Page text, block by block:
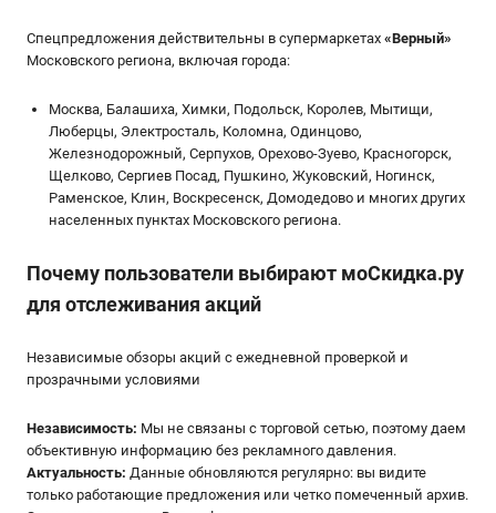
Спецпредложения действительны в супермаркетах «Верный»
Московского региона, включая города:
Москва, Балашиха, Химки, Подольск, Королев, Мытищи,
Люберцы, Электросталь, Коломна, Одинцово,
Железнодорожный, Серпухов, Орехово-Зуево, Красногорск,
Щелково, Сергиев Посад, Пушкино, Жуковский, Ногинск,
Раменское, Клин, Воскресенск, Домодедово и многих других
населенных пунктах Московского региона.
Почему пользователи выбирают мoСкидка.ру
для отслеживания акций
Независимые обзоры акций с ежедневной проверкой и
прозрачными условиями
Независимость: Мы не связаны с торговой сетью, поэтому даем
объективную информацию без рекламного давления.
Актуальность: Данные обновляются регулярно: вы видите
только работающие предложения или четко помеченный архив.